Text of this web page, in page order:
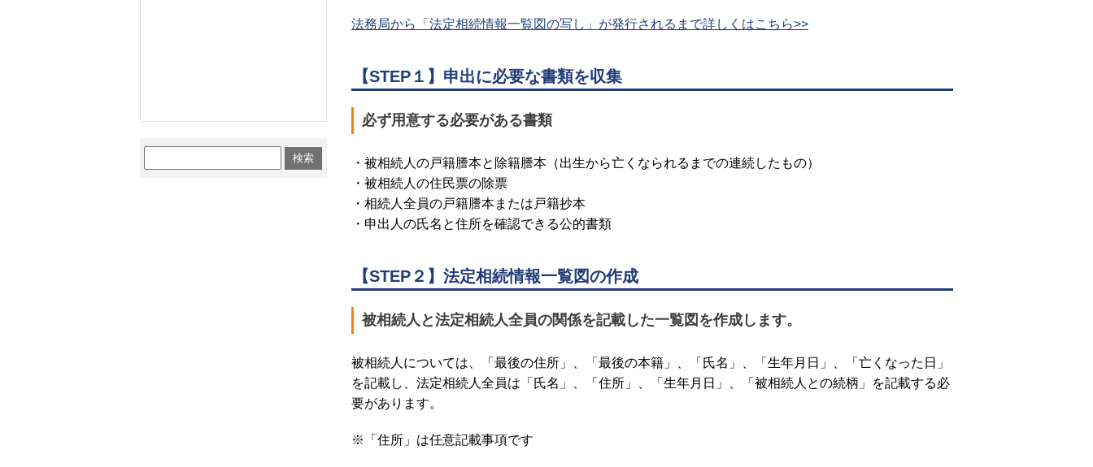
法務局から「法定相続情報一覧図の写し」が発行されるまで詳しくはこちら>>
【STEP１】申出に必要な書類を収集
必ず用意する必要がある書類
・被相続人の戸籍謄本と除籍謄本（出生から亡くなられるまでの連続したもの）
・被相続人の住民票の除票
・相続人全員の戸籍謄本または戸籍抄本
・申出人の氏名と住所を確認できる公的書類
【STEP２】法定相続情報一覧図の作成
被相続人と法定相続人全員の関係を記載した一覧図を作成します。
被相続人については、「最後の住所」、「最後の本籍」、「氏名」、「生年月日」、「亡くなった日」
を記載し、法定相続人全員は「氏名」、「住所」、「生年月日」、「被相続人との続柄」を記載する必
要があります。
※「住所」は任意記載事項です